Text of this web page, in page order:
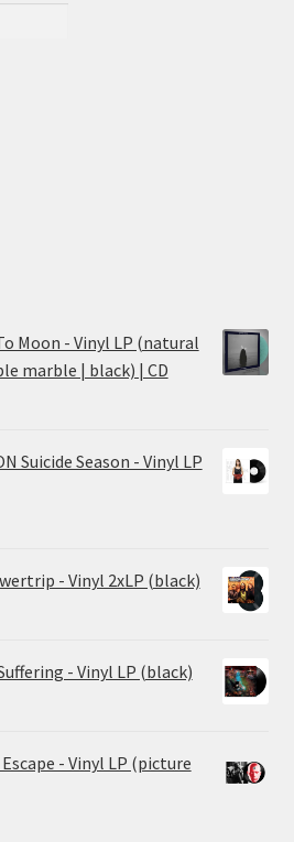
Moon - Vinyl LP (natural
marble | black) | CD
Suicide Season - Vinyl LP
- Vinyl 2xLP (black)
- Vinyl LP (black)
- Vinyl LP (picture